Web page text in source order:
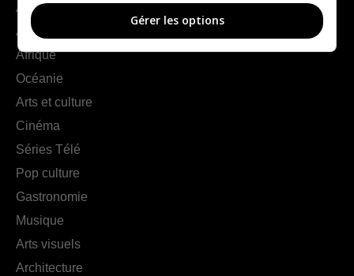
Amériques
Asie
Afrique
Océanie
Arts et culture
Cinéma
Séries Télé
Pop culture
Gastronomie
Musique
Arts visuels
Architecture
Gérer les options